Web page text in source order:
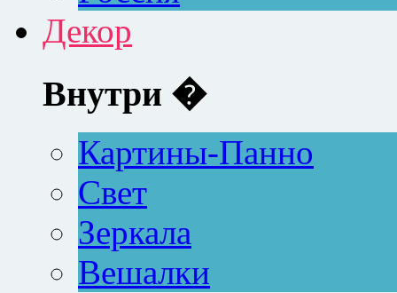
Декор
Внутри �
Картины-Панно
Свет
Зеркала
Вешалки